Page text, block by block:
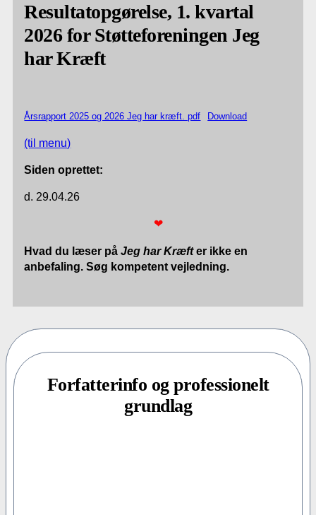
Resultatopgørelse, 1. kvartal
2026 for Støtteforeningen Jeg
har Kræft
Årsrapport 2025 og 2026 Jeg har kræft. pdf Download
(til menu)
Siden oprettet:
d. 29.04.26
❤
Hvad du læser påJeg har Kræfter ikke en
anbefaling. Søg kompetent vejledning.
Forfatterinfo og professionelt
grundlag